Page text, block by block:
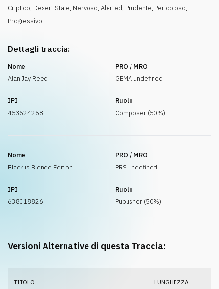
Criptico, Desert State, Nervoso, Alerted, Prudente, Pericoloso,
Progressivo
Dettagli traccia:
Nome
Alan Jay Reed
PRO / MRO
GEMA undefined
IPI
453524268
Ruolo
Composer (50%)
Nome
Black is Blonde Edition
PRO / MRO
PRS undefined
IPI
638318826
Ruolo
Publisher (50%)
Versioni Alternative di questa Traccia:
TITOLO LUNGHEZZA